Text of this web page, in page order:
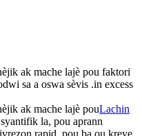
ak mache lajè pou faktori
sa a oswa sèvis .in excess
ak mache lajè pouLachin
la, pou aprann